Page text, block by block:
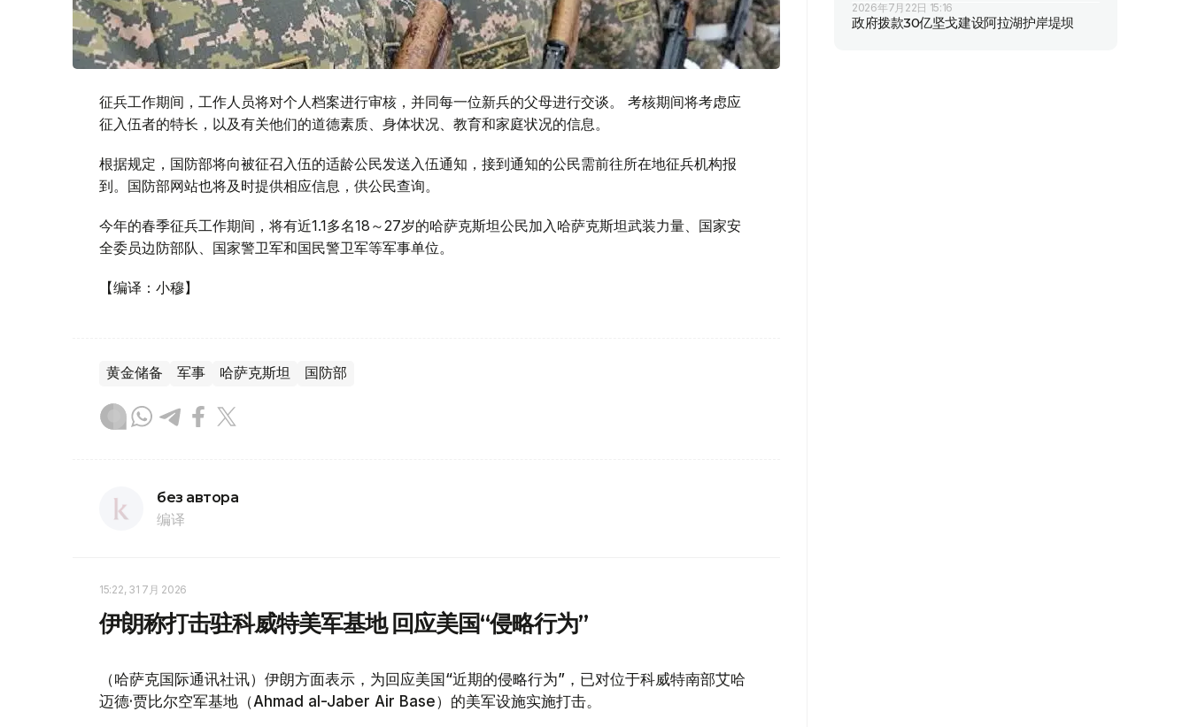
征兵工作期间，工作人员将对个人档案进行审核，并同每一位新兵的父母进行交谈。 考核期间将考虑应
征入伍者的特长，以及有关他们的道德素质、身体状况、教育和家庭状况的信息。
根据规定，国防部将向被征召入伍的适龄公民发送入伍通知，接到通知的公民需前往所在地征兵机构报
到。国防部网站也将及时提供相应信息，供公民查询。
今年的春季征兵工作期间，将有近1.1多名18～27岁的哈萨克斯坦公民加入哈萨克斯坦武装力量、国家安
全委员边防部队、国家警卫军和国民警卫军等军事单位。
【编译：小穆】
黄金储备 军事 哈萨克斯坦 国防部
без автора
编译
15:22, 31 7月 2026
伊朗称打击驻科威特美军基地 回应美国“侵略行为”
（哈萨克国际通讯社讯）伊朗方面表示，为回应美国“近期的侵略行为”，已对位于科威特南部艾哈
迈德·贾比尔空军基地（Ahmad al-Jaber Air Base）的美军设施实施打击。
2026年7月22日 15:16
政府拨款30亿坚戈建设阿拉湖护岸堤坝